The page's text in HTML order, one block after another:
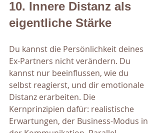
10. Innere Distanz als
eigentliche Stärke
Du kannst die Persönlichkeit deines
Ex-Partners nicht verändern. Du
kannst nur beeinflussen, wie du
selbst reagierst, und dir emotionale
Distanz erarbeiten. Die
Kernprinzipien dafür: realistische
Erwartungen, der Business-Modus in